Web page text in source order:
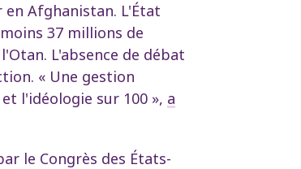
Afghanistan. L'État
37 millions de
L'absence de débat
« Une gestion
l'idéologie sur 100 », a
le Congrès des États-